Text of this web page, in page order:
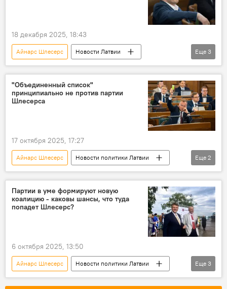
18 декабря 2025, 18:43
Айнарс Шлесерс
Новости Латвии
Латвия
Сейм
Национальное объединение
политика
Еще 3
"Объединенный список"
принципиально не против партии
Шлесерса
17 октября 2025, 17:27
Айнарс Шлесерс
Новости политики Латвии
Эдгарс Таварс
коалиция
Еще 2
Партии в уме формируют новую
коалицию - каковы шансы, что туда
попадет Шлесерс?
6 октября 2025, 13:50
Айнарс Шлесерс
Новости политики Латвии
коалиция
Союз зеленых и крестьян
Еще 3